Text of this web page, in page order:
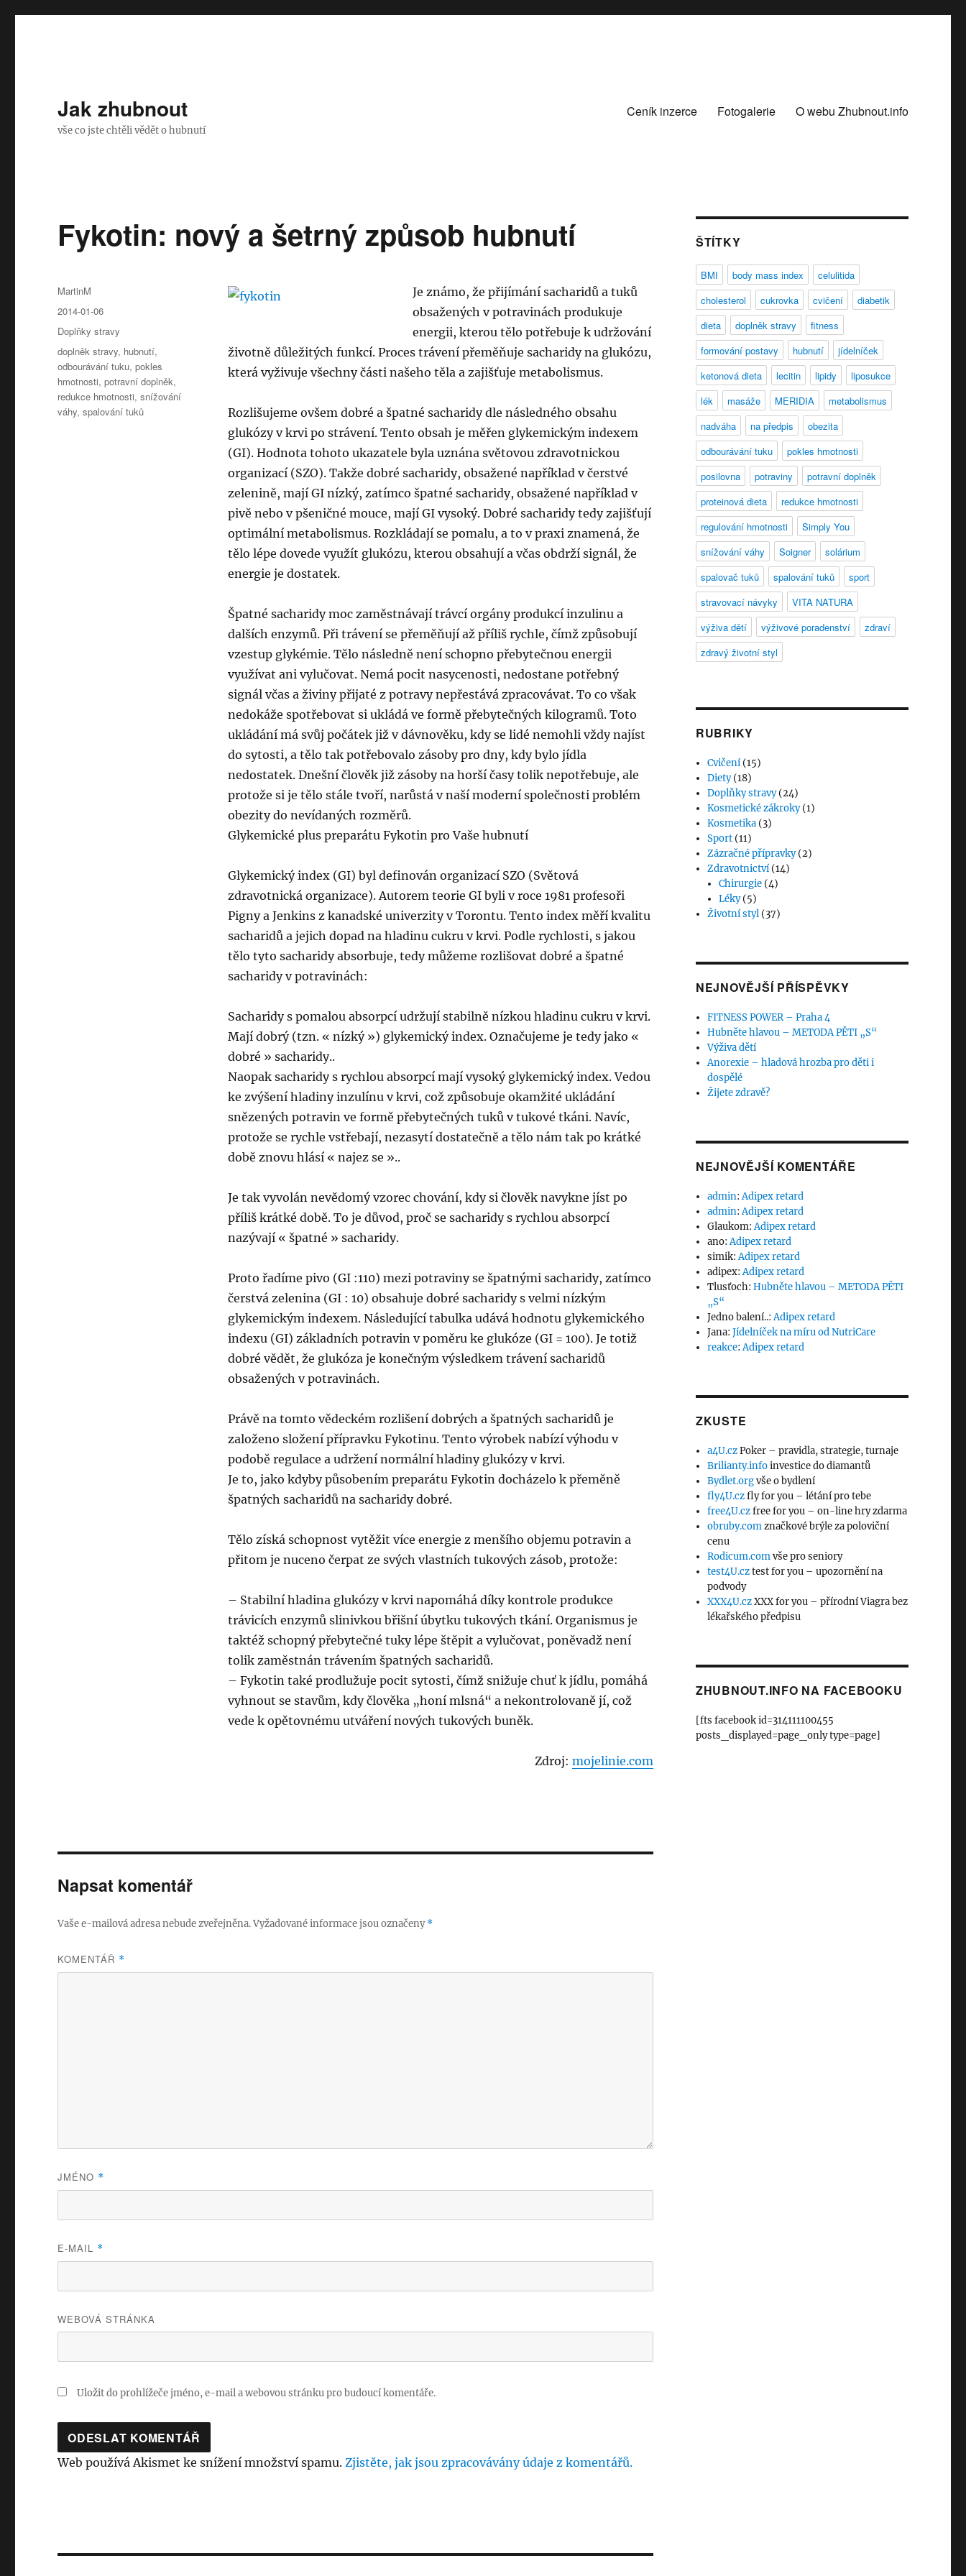
Jak zhubnout
vše co jste chtěli vědět o hubnutí
Ceník inzerce Fotogalerie O webu Zhubnout.info
Fykotin: nový a šetrný způsob hubnutí
Je známo, že přijímání sacharidů a tuků
obsažených v potravinách produkuje
energii, kterou tělo potřebuje k udržování
životně důležitých funkcí. Proces trávení přeměňuje sacharidy na glukózu,
která vyživuje všechny části našeho těla a zajišťuje metabolismus.
Rozlišujeme ovšem dobré a špatné sacharidy dle následného obsahu
glukózy v krvi po strávení. Tento obsah je měřen glykemickým indexem
(GI). Hodnota tohoto ukazatele byla uznána světovou zdravotnickou
organizací (SZO). Takže dobré sacharidy, obsažené například v čerstvé
zelenině, mají GI nízký, zatímco špatné sacharidy, obsažené například v
pivě nebo v pšeničné mouce, mají GI vysoký. Dobré sacharidy tedy zajišťují
optimální metabolismus. Rozkládají se pomalu, a to v praxi znamená, že
tělo lépe dovede využít glukózu, kterou obsahují a včas obdrží signál, že
energie je dostatek.
Špatné sacharidy moc zaměstnávají trávcí orgány produkcí inzulinu a
dalších enzymů. Při trávení se přeměňují až příliš rychle, čímž způsobují
vzestup glykémie. Tělo následně není schopno přebytečnou energii
využívat ani vylučovat. Nemá pocit nasycenosti, nedostane potřebný
signál včas a živiny přijaté z potravy nepřestává zpracovávat. To co však
nedokáže spotřebovat si ukládá ve formě přebytečných kilogramů. Toto
ukládání má svůj počátek již v dávnověku, kdy se lidé nemohli vždy najíst
do sytosti, a tělo tak potřebovalo zásoby pro dny, kdy bylo jídla
nedostatek. Dnešní člověk již zásoby na horší časy tolik nepotřebuje, ale
protože si je tělo stále tvoří, narůstá v naší moderní společnosti problém
obezity do nevídaných rozměrů.
Glykemické plus preparátu Fykotin pro Vaše hubnutí
Glykemický index (GI) byl definován organizací SZO (Světová
zdravotnická organizace). Autorem teorie GI byli v roce 1981 profesoři
Pigny a Jenkins z kanadské univerzity v Torontu. Tento index měří kvalitu
sacharidů a jejich dopad na hladinu cukru v krvi. Podle rychlosti, s jakou
tělo tyto sacharidy absorbuje, tedy můžeme rozlišovat dobré a špatné
sacharidy v potravinách:
Sacharidy s pomalou absorpcí udržují stabilně nízkou hladinu cukru v krvi.
Mají dobrý (tzn. « nízký ») glykemický index. Označujeme je tedy jako «
dobré » sacharidy..
Naopak sacharidy s rychlou absorpcí mají vysoký glykemický index. Vedou
ke zvýšení hladiny inzulínu v krvi, což způsobuje okamžité ukládání
snězených potravin ve formě přebytečných tuků v tukové tkáni. Navíc,
protože se rychle vstřebají, nezasytí dostatečně a tělo nám tak po krátké
době znovu hlásí « najez se »..
Je tak vyvolán nevědomý vzorec chování, kdy si člověk navykne jíst po
příliš krátké době. To je důvod, proč se sacharidy s rychlou absorpcí
nazývají « špatné » sacharidy.
Proto řadíme pivo (GI :110) mezi potraviny se špatnými sacharidy, zatímco
čerstvá zelenina (GI : 10) obsahuje dobré sacharidy s velmi nízkým
glykemickým indexem. Následující tabulka udává hodnotu glykemického
indexu (GI) základních potravin v poměru ke glukóze (GI = 100). Je totiž
dobré vědět, že glukóza je konečným výsledkem trávení sacharidů
obsažených v potravinách.
Právě na tomto vědeckém rozlišení dobrých a špatných sacharidů je
založeno složení přípravku Fykotinu. Tento výrobek nabízí výhodu v
podobě regulace a udržení normální hladiny glukózy v krvi.
Je to, jako kdyby působením preparátu Fykotin docházelo k přeměně
špatných sacharidů na sacharidy dobré.
Tělo získá schopnost vytěžit více energie z menšího objemu potravin a
přitom je nuceno čerpat ze svých vlastních tukových zásob, protože:
– Stabilní hladina glukózy v krvi napomáhá díky kontrole produkce
trávicích enzymů slinivkou břišní úbytku tukových tkání. Organismus je
taktéž schopný přebytečné tuky lépe štěpit a vylučovat, poněvadž není
tolik zaměstnán trávením špatných sacharidů.
– Fykotin také prodlužuje pocit sytosti, čímž snižuje chuť k jídlu, pomáhá
vyhnout se stavům, kdy člověka „honí mlsná“ a nekontrolovaně jí, což
vede k opětovnému utváření nových tukových buněk.
Zdroj: mojelinie.com
Autor:
MartinM
Publikováno:
2014-01-06
Rubriky:
Doplňky stravy
Štítky:
doplněk stravy, hubnutí,
odbourávání tuku,pokles
hmotnosti,potravní doplněk,
redukce hmotnosti,snížování
váhy,spalování tuků
Napsat komentář
Vaše e-mailová adresa nebude zveřejněna.Vyžadované informace jsou označeny*
KOMENTÁŘ *
JMÉNO *
E-MAIL *
WEBOVÁ STRÁNKA
Uložit do prohlížeče jméno, e-mail a webovou stránku pro budoucí komentáře.
Web používá Akismet ke snížení množství spamu.Zjistěte, jak jsou zpracovávány údaje z komentářů.
ŠTÍTKY
BMI body mass index
celulitida
cholesterol
cukrovka cvičení
diabetik
dieta
doplněk stravy
fitness
formování postavy
hubnutí
jídelníček
ketonová dieta
lecitin lipidy
liposukce
lék
masáže MERIDIA
metabolismus
nadváha
na předpis
obezita
odbourávání tuku
pokles hmotnosti
posilovna
potraviny
potravní doplněk
proteinová dieta
redukce hmotnosti
regulování hmotnosti
Simply You
snížování váhy
Soigner
solárium
spalovač tuků
spalování tuků
sport
stravovací návyky
VITA NATURA
výživa dětí
výživové poradenství
zdraví
zdravý životní styl
RUBRIKY
Cvičení (15)
Diety(18)
Doplňky stravy(24)
Kosmetické zákroky(1)
Kosmetika (3)
Sport (11)
Zázračné přípravky(2)
Zdravotnictví (14)
Chirurgie (4)
Léky(5)
Životní styl (37)
NEJNOVĚJŠÍ PŘÍSPĚVKY
FITNESS POWER – Praha 4
Hubněte hlavou – METODA PĚTI „S“
Výživa dětí
Anorexie – hladová hrozba pro děti i
dospělé
Žijete zdravě?
NEJNOVĚJŠÍ KOMENTÁŘE
admin:Adipex retard
admin:Adipex retard
Glaukom:Adipex retard
ano:Adipex retard
simik:Adipex retard
adipex:Adipex retard
Tlusťoch:Hubněte hlavou – METODA PĚTI
„S“
Jedno balení..:Adipex retard
Jana:Jídelníček na míru od NutriCare
reakce:Adipex retard
ZKUSTE
a4U.czPoker – pravidla, strategie, turnaje
Brilianty.infoinvestice do diamantů
Bydlet.orgvše o bydlení
fly4U.czfly for you – létání pro tebe
free4U.czfree for you – on-line hry zdarma
obruby.comznačkové brýle za poloviční
cenu
Rodicum.comvše pro seniory
test4U.cztest for you – upozornění na
podvody
XXX4U.czXXX for you – přírodní Viagra bez
lékařského předpisu
ZHUBNOUT.INFO NA FACEBOOKU
[fts facebook id=314111100455
posts_displayed=page_only type=page]